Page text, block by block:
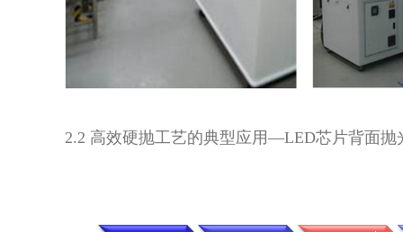
2.2 高效硬抛工艺的典型应用—LED芯片背面抛